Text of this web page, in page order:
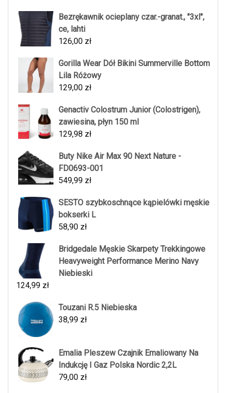
Bezrękawnik ocieplany czar.-granat., "3xl",
ce, lahti
126,00 zł
Gorilla Wear Dół Bikini Summerville Bottom
Lila Różowy
129,00 zł
Genactiv Colostrum Junior (Colostrigen),
zawiesina, płyn 150 ml
129,98 zł
Buty Nike Air Max 90 Next Nature -
FD0693-001
549,99 zł
SESTO szybkoschnące kąpielówki męskie
bokserki L
58,90 zł
Bridgedale Męskie Skarpety Trekkingowe
Heavyweight Performance Merino Navy
Niebieski
124,99 zł
Touzani R.5 Niebieska
38,99 zł
Emalia Pleszew Czajnik Emaliowany Na
Indukcję I Gaz Polska Nordic 2,2L
79,00 zł